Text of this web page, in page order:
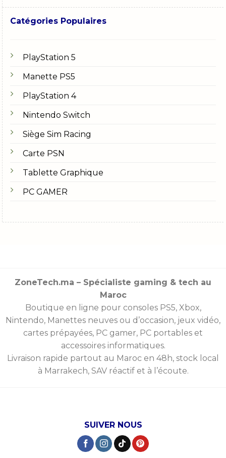
Catégories Populaires
PlayStation 5
Manette PS5
PlayStation 4
Nintendo Switch
Siège Sim Racing
Carte PSN
Tablette Graphique
PC GAMER
ZoneTech.ma – Spécialiste gaming & tech au
Maroc
Boutique en ligne pour consoles PS5, Xbox,
Nintendo, Manettes neuves ou d’occasion, jeux vidéo,
cartes prépayées, PC gamer, PC portables et
accessoires informatiques.
Livraison rapide partout au Maroc en 48h, stock local
à Marrakech, SAV réactif et à l’écoute.
SUIVER NOUS